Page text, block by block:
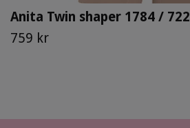
Anita Twin shaper 1784 / 722
759 kr